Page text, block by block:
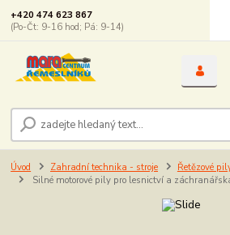
+420 474 623 867
(Po-Čt: 9-16 hod; Pá: 9-14)
Úvod Zahradní technika - stroje Řetězové
Silné motorové pily pro lesnictví a